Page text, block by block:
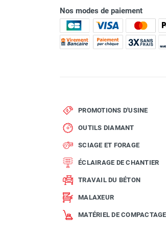
Nos modes de paiement
PROMOTIONS D'USINE
OUTILS DIAMANT
SCIAGE ET FORAGE
ÉCLAIRAGE DE CHANTIER
TRAVAIL DU BÉTON
MALAXEUR
MATÉRIEL DE COMPACTAGE